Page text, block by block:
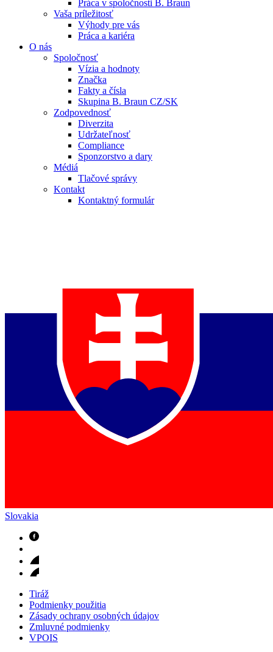
Práca v spoločnosti B. Braun
Vaša príležitosť
Výhody pre vás
Práca a kariéra
O nás
Spoločnosť
Vízia a hodnoty
Značka
Fakty a čísla
Skupina B. Braun CZ/SK
Zodpovednosť
Diverzita
Udržateľnosť
Compliance
Sponzorstvo a dary
Médiá
Tlačové správy
Kontakt
Kontaktný formulár
Slovakia
Tiráž
Podmienky použitia
Zásady ochrany osobných údajov
Zmluvné podmienky
VPOIS